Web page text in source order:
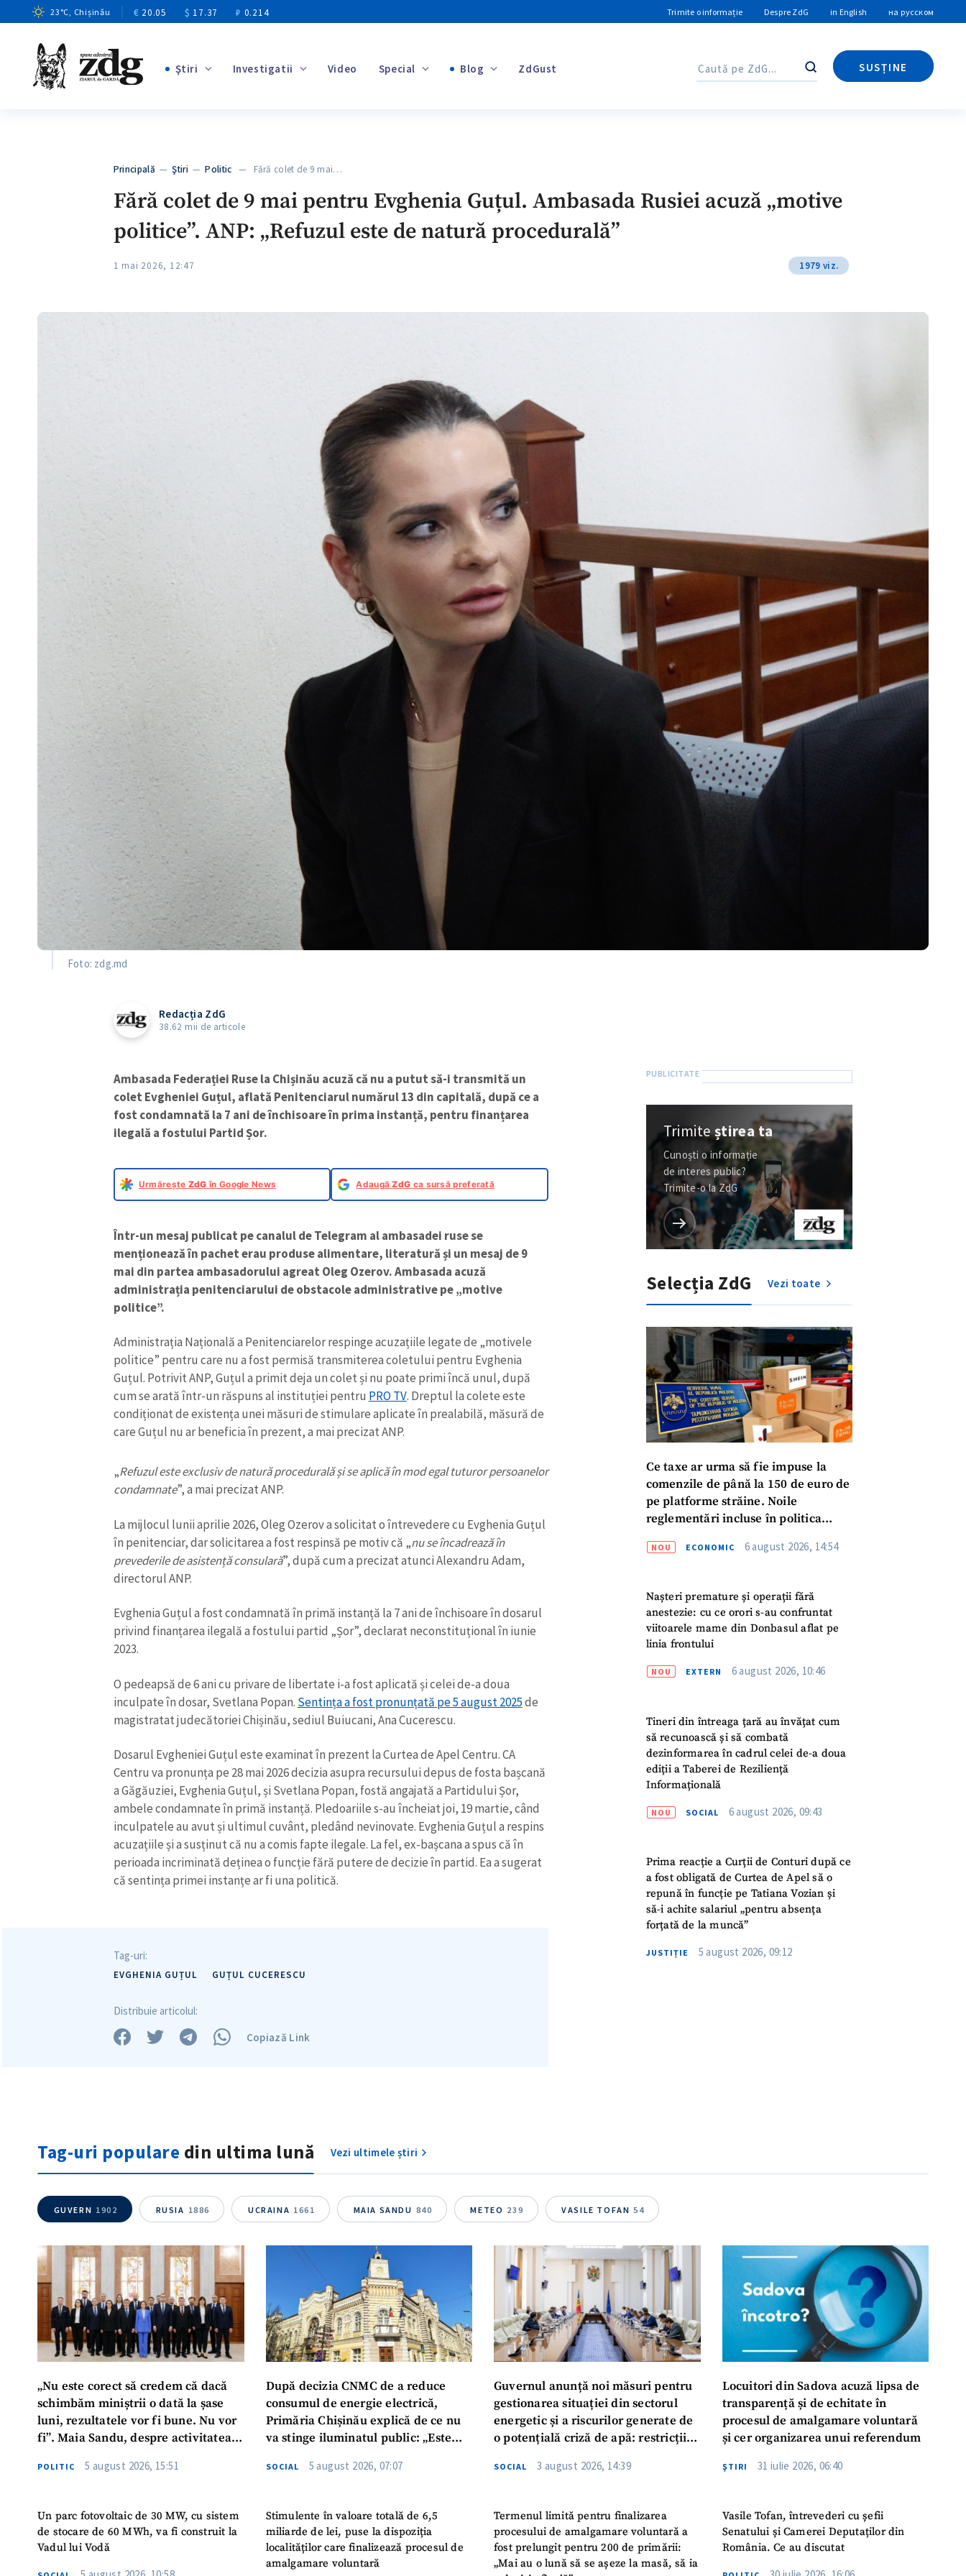
23 °C, Chișinău € 20.05 $ 17.37 ₽ 0.214 Trimite o informație Despre ZdG in English на русском
Ştiri Investigatii Video Special Blog ZdGust Caută
SUSȚINE
Caută
Principală —Ştiri —Politic — Fără colet de 9 mai…
Fără colet de 9 mai pentru Evghenia Guțul. Ambasada Rusiei acuză „motive
politice”. ANP: „Refuzul este de natură procedurală”
1 mai 2026, 12:47 1979 viz.
Foto: zdg.md
Redacția ZdG
38.62 mii de articole
Ambasada Federației Ruse la Chișinău acuză că nu a putut să-i transmită un
colet Evgheniei Guțul, aflată Penitenciarul numărul 13 din capitală, după ce a
fost condamnată la 7 ani de închisoare în prima instanță, pentru finanțarea
ilegală a fostului Partid Șor.
Urmărește ZdG în Google News AdaugăZdG ca sursă preferată
Într-un mesaj publicat pe canalul de Telegram al ambasadei ruse se
menționează în pachet erau produse alimentare, literatură și un mesaj de 9
mai din partea ambasadorului agreat Oleg Ozerov. Ambasada acuză
administrația penitenciarului de obstacole administrative pe „motive
politice”.
Administrația Națională a Penitenciarelor respinge acuzațiile legate de „motivele
politice” pentru care nu a fost permisă transmiterea coletului pentru Evghenia
Guțul. Potrivit ANP, Guțul a primit deja un colet și nu poate primi încă unul, după
cum se arată într-un răspuns al instituției pentru PRO TV. Dreptul la colete este
condiționat de existența unei măsuri de stimulare aplicate în prealabilă, măsură de
care Guțul nu ar beneficia în prezent, a mai precizat ANP.
„Refuzul este exclusiv de natură procedurală și se aplică în mod egal tuturor persoanelor
condamnate”, a mai precizat ANP.
La mijlocul lunii aprilie 2026, Oleg Ozerov a solicitat o întrevedere cu Evghenia Guțul
în penitenciar, dar solicitarea a fost respinsă pe motiv că „nu se încadrează în
prevederile de asistență consulară”, după cum a precizat atunci Alexandru Adam,
directorul ANP.
Evghenia Guțul a fost condamnată în primă instanță la 7 ani de închisoare în dosarul
privind finanțarea ilegală a fostului partid „Șor”, declarat neconstituțional în iunie
2023.
O pedeapsă de 6 ani cu privare de libertate i-a fost aplicată și celei de-a doua
inculpate în dosar, Svetlana Popan. Sentința a fost pronunțată pe 5 august 2025de
magistratat judecătoriei Chișinău, sediul Buiucani, Ana Cucerescu.
Dosarul Evgheniei Guțul este examinat în prezent la Curtea de Apel Centru. CA
Centru va pronunța pe 28 mai 2026 decizia asupra recursului depus de fosta bașcană
a Găgăuziei, Evghenia Guțul, și Svetlana Popan, fostă angajată a Partidului Șor,
ambele condamnate în primă instanță. Pledoariile s-au încheiat joi, 19 martie, când
inculpatele au avut și ultimul cuvânt, pledând nevinovate. Evghenia Guțul a respins
acuzațiile și a susținut că nu a comis fapte ilegale. La fel, ex-bașcana a spus că în
perioada incriminată deținea o funcție fără putere de decizie în partid. Ea a sugerat
că sentința primei instanțe ar fi una politică.
Tag-uri:
EVGHENIA GUȚUL GUȚUL CUCERESCU
Distribuie articolul:
Copiază Link
Trimiteștirea ta
Cunoști o informație
de interes public?
Trimite-o la ZdG
Selecția ZdG Vezi toate
Ce taxe ar urma să fie impuse la
comenzile de până la 150 de euro de
pe platforme străine. Noile
reglementări incluse în politica
NOU ECONOMIC 6 august 2026, 14:54
Nașteri premature și operații fără
anestezie: cu ce orori s-au confruntat
viitoarele mame din Donbasul aflat pe
linia frontului
NOU EXTERN 6 august 2026, 10:46
Tineri din întreaga țară au învățat cum
să recunoască și să combată
dezinformarea în cadrul celei de-a doua
ediții a Taberei de Reziliență
Informațională
NOU SOCIAL 6 august 2026, 09:43
Prima reacție a Curții de Conturi după ce
a fost obligată de Curtea de Apel să o
repună în funcție pe Tatiana Vozian și
să-i achite salariul „pentru absența
forțată de la muncă”
JUSTIȚIE 5 august 2026, 09:12
Tag-uri populare din ultima lună Vezi ultimele știri
GUVERN 1902 RUSIA 1886 UCRAINA 1661 MAIA SANDU 840 METEO 239 VASILE TOFAN 54
„Nu este corect să credem că dacă
schimbăm miniștrii o dată la șase
luni, rezultatele vor fi bune. Nu vor
fi”. Maia Sandu, despre activitatea
POLITIC 5 august 2026, 15:51
Un parc fotovoltaic de 30 MW, cu sistem
de stocare de 60 MWh, va fi construit la
Vadul lui Vodă
După decizia CNMC de a reduce
consumul de energie electrică,
Primăria Chișinău explică de ce nu
va stinge iluminatul public: „Este
SOCIAL 5 august 2026, 07:07
Stimulente în valoare totală de 6,5
miliarde de lei, puse la dispoziția
localităților care finalizează procesul de
amalgamare voluntară
Guvernul anunță noi măsuri pentru
gestionarea situației din sectorul
energetic și a riscurilor generate de
o potențială criză de apă: restricții
SOCIAL 3 august 2026, 14:39
Termenul limită pentru finalizarea
procesului de amalgamare voluntară a
fost prelungit pentru 200 de primării:
„Mai au o lună să se așeze la masă, să ia
Locuitori din Sadova acuză lipsa de
transparență și de echitate în
procesul de amalgamare voluntară
și cer organizarea unui referendum
ŞTIRI 31 iulie 2026, 06:40
Vasile Tofan, întrevederi cu șefii
Senatului și Camerei Deputaților din
România. Ce au discutat
Titlu știre + Adaugă titlu
+ Link media
Mesajul știrei + Mesajul știrei
+ Emailul meu
+ Telefon personal